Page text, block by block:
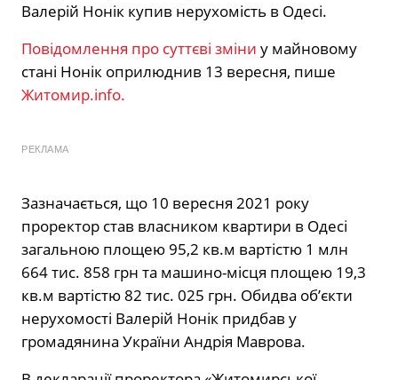
Валерій Нонік купив нерухомість в Одесі.
Повідомлення про суттєві зміни у майновому
стані Нонік оприлюднив 13 вересня, пише
Житомир.info.
РЕКЛАМА
Зазначається, що 10 вересня 2021 року
проректор став власником квартири в Одесі
загальною площею 95,2 кв.м вартістю 1 млн
664 тис. 858 грн та машино-місця площею 19,3
кв.м вартістю 82 тис. 025 грн. Обидва об’єкти
нерухомості Валерій Нонік придбав у
громадянина України Андрія Маврова.